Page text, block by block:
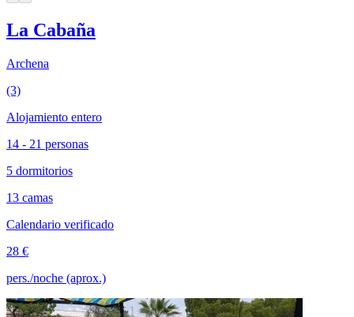
La Cabaña
Archena
(3)
Alojamiento entero
14 - 21 personas
5 dormitorios
13 camas
Calendario verificado
28 €
pers./noche (aprox.)